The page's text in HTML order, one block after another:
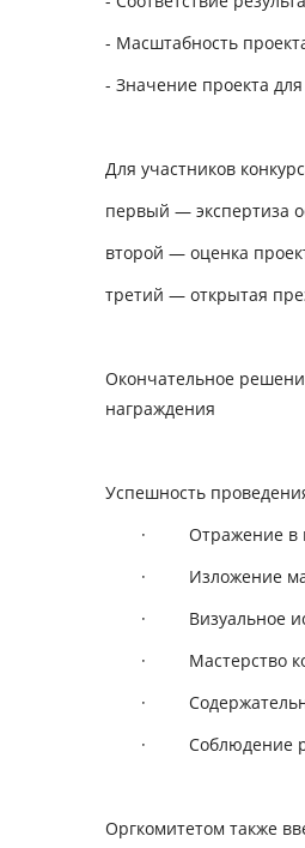
- Масштабность
- Значение проекта
Для участников
первый — экспертиза
второй — оценка
третий — открытая
Окончательное
награждения
Успешность
· Отражение в
· Изложение
· Визуальное
· Мастерство
·
· Соблюдение
Оргкомитетом также